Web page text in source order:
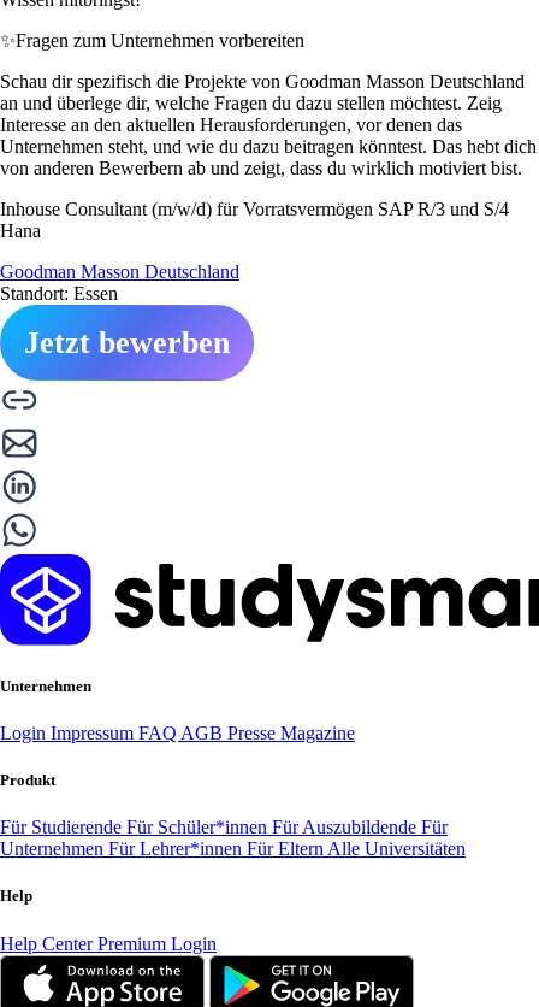
✨Fragen zum Unternehmen vorbereiten
Schau dir spezifisch die Projekte von Goodman Masson Deutschland
an und überlege dir, welche Fragen du dazu stellen möchtest. Zeig
Interesse an den aktuellen Herausforderungen, vor denen das
Unternehmen steht, und wie du dazu beitragen könntest. Das hebt dich
von anderen Bewerbern ab und zeigt, dass du wirklich motiviert bist.
Inhouse Consultant (m/w/d) für Vorratsvermögen SAP R/3 und S/4
Hana
Goodman Masson Deutschland
Standort: Essen
Jetzt bewerben
Unternehmen
Login Impressum FAQ AGB Presse Magazine
Produkt
Für Studierende Für Schüler*innen Für Auszubildende Für
Unternehmen Für Lehrer*innen Für Eltern Alle Universitäten
Help
Help CenterPremium Login